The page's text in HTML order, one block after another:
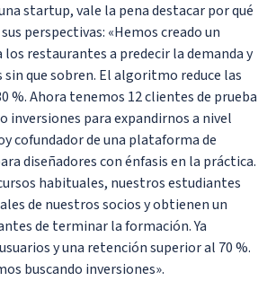
startup, vale la pena destacar por qué
perspectivas: «Hemos creado un
los restaurantes a predecir la demanda y
que sobren. El algoritmo reduce las
%. Ahora tenemos 12 clientes de prueba
inversiones para expandirnos a nivel
cofundador de una plataforma de
diseñadores con énfasis en la práctica.
habituales, nuestros estudiantes
de nuestros socios y obtienen un
de terminar la formación. Ya
y una retención superior al 70 %.
buscando inversiones».